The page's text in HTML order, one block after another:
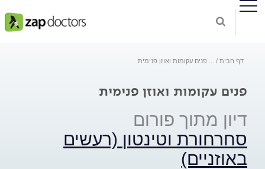
דף הבית פנים עקומות ואוזן פנימית
פנים עקומות ואוזן פנימית
דיון מתוך פורום
סחרחורת וטינטון (רעשים
באוזניים)